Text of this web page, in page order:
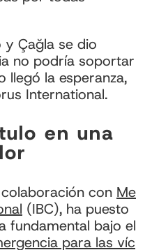
y Çağla se dio
no podría soportar
llegó la esperanza,
International.
en una
con Me
(IBC), ha puesto
fundamental bajo el
para las víc